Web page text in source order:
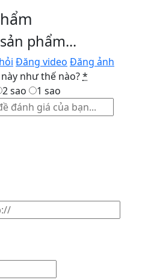
phẩm...
Đăng video Đăng ảnh
như thế nào?*
2 sao
1 sao